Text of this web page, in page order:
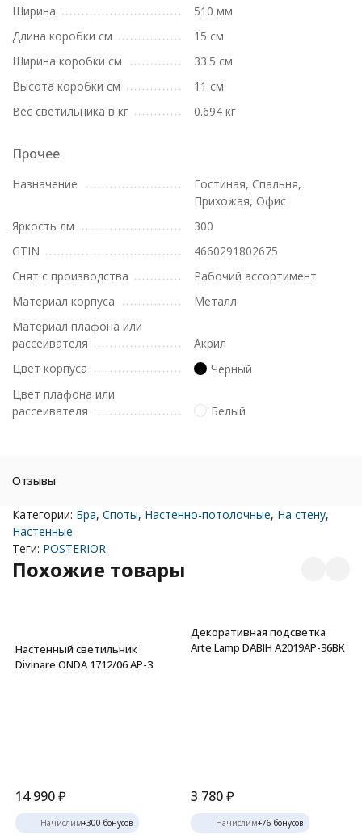
Ширина
510 мм
Длина коробки см
15 см
Ширина коробки см
33.5 см
Высота коробки см
11 см
Вес светильника в кг
0.694 кг
Прочее
Назначение
Гостиная, Спальня,
Прихожая, Офис
Яркость лм
300
GTIN
4660291802675
Снят с производства
Рабочий ассортимент
Материал корпуса
Металл
Материал плафона или
рассеивателя
Акрил
Цвет корпуса
Черный
Цвет плафона или
рассеивателя
Белый
Отзывы
Категории: Бра, Споты, Настенно-потолочные, На стену,
Настенные
Теги: POSTERIOR
Похожие товары
Настенный светильник
Divinare ONDA 1712/06 AP-3
14 990₽
Начислим+300 бонусов
Декоративная подсветка
Arte Lamp DABIH A2019AP-36BK
3 780 ₽
Начислим+76 бонусов